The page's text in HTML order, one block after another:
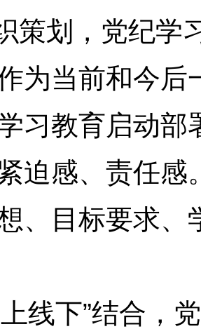
策划，党纪学
为当前和今后
习教育启动部
迫感、责任感
、目标要求、
线下”结合，